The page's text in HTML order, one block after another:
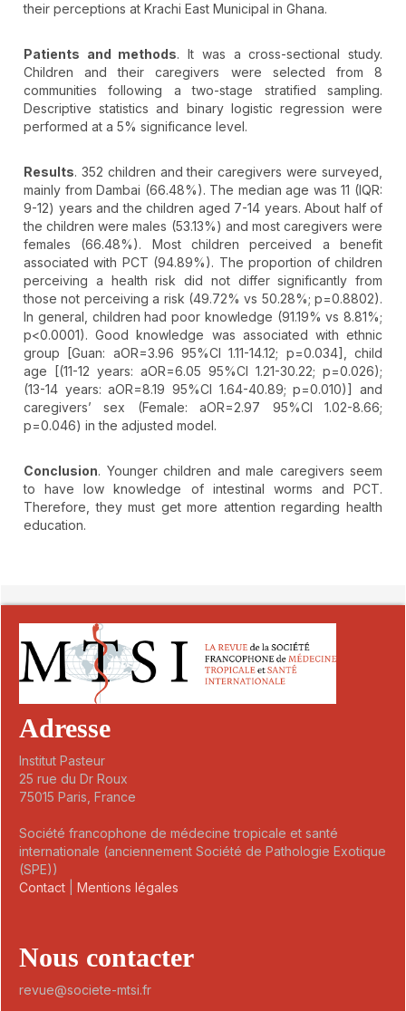
their perceptions at Krachi East Municipal in Ghana.
Patients and methods. It was a cross-sectional study.
Children and their caregivers were selected from 8
communities following a two-stage stratified sampling.
Descriptive statistics and binary logistic regression were
performed at a 5% significance level.
Results. 352 children and their caregivers were surveyed,
mainly from Dambai (66.48%). The median age was 11 (IQR:
9-12) years and the children aged 7-14 years. About half of
the children were males (53.13%) and most caregivers were
females (66.48%). Most children perceived a benefit
associated with PCT (94.89%). The proportion of children
perceiving a health risk did not differ significantly from
those not perceiving a risk (49.72% vs 50.28%; p=0.8802).
In general, children had poor knowledge (91.19% vs 8.81%;
p<0.0001). Good knowledge was associated with ethnic
group [Guan: aOR=3.96 95%CI 1.11-14.12; p=0.034], child
age [(11-12 years: aOR=6.05 95%CI 1.21-30.22; p=0.026);
(13-14 years: aOR=8.19 95%CI 1.64-40.89; p=0.010)] and
caregivers’ sex (Female: aOR=2.97 95%CI 1.02-8.66;
p=0.046) in the adjusted model.
Conclusion. Younger children and male caregivers seem
to have low knowledge of intestinal worms and PCT.
Therefore, they must get more attention regarding health
education.
Adresse
Institut Pasteur
25 rue du Dr Roux
75015 Paris, France
Société francophone de médecine tropicale et santé
internationale (anciennement Société de Pathologie Exotique
(SPE))
Contact
Mentions légales
Nous contacter
revue@societe-mtsi.fr